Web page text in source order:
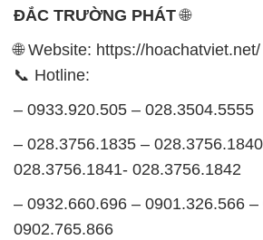
ĐẮC TRƯỜNG PHÁT🌐
🌐 Website: https://hoachatviet.net/
📞 Hotline:
– 0933.920.505 – 028.3504.5555
– 028.3756.1835 –
028.3756.1841- 028.3756.1842
– 0932.660.696 – 0901.326.566
0902.765.866